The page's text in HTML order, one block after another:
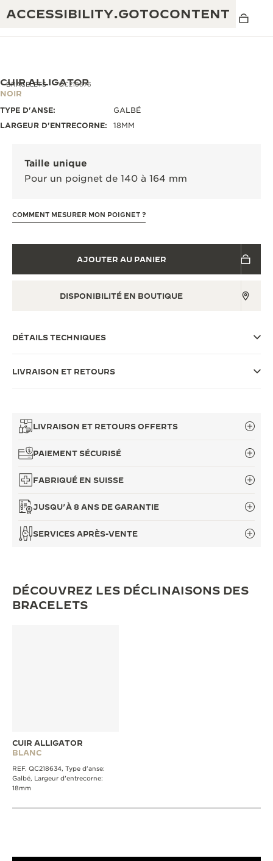
ACCESSIBILITY.GOTOCONTENT
GARANTIE JAEGER-LECOULTRE
GARANTIE ATMOS
TIMEKEEPER »
REVERSO, INTEMPORELLE DEPUIS 1931
LE VIRTUOSE DU SON
LE PIONNIER DE LA PRÉCISION
VOIR LES ÉVÉNEMENTS
EXCELLENCE : PLUS DE 190 ANS
INGÉNIOSITÉ : PLUS DE 1 400 CALIBRES
BRACELETS QC218676
CUIR ALLIGATOR
NOIR
TYPE D'ANSE:
GALBÉ
LARGEUR D'ENTRECORNE:
18MM
Taille unique
Pour un poignet de 140 à 164 mm
COMMENT MESURER MON POIGNET ?
AJOUTER AU PANIER
DISPONIBILITÉ EN BOUTIQUE
DÉTAILS TECHNIQUES
LIVRAISON ET RETOURS
LIVRAISON ET RETOURS OFFERTS
PAIEMENT SÉCURISÉ
FABRIQUÉ EN SUISSE
JUSQU’À 8 ANS DE GARANTIE
SERVICES APRÈS-VENTE
DÉCOUVREZ LES DÉCLINAISONS DES
BRACELETS
CUIR ALLIGATOR
BLANC
REF. QC218634, Type d'anse:
Galbé, Largeur d'entrecorne:
18mm